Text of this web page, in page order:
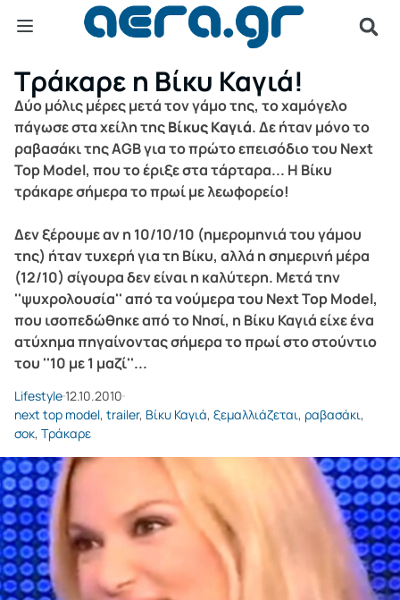
Τράκαρε η Βίκυ Καγιά!
Δύο μόλις μέρες μετά τον γάμο της, το χαμόγελο
πάγωσε στα χείλη τηςΒίκυς Καγιά. Δε ήταν μόνο το
ραβασάκι της AGB για το πρώτο επεισόδιο του Next
Top Model, που το έριξε στα τάρταρα... Η Βίκυ
τράκαρε σήμερα το πρωί με λεωφορείο!
Δεν ξέρουμε αν η 10/10/10 (ημερομηνιά του γάμου
της) ήταν τυχερή για τη Βίκυ, αλλά η σημερινή μέρα
(12/10) σίγουρα δεν είναι η καλύτερη. Μετά την
''ψυχρολουσία'' από τα νούμερα του Next Top Model,
που ισοπεδώθηκε από το Νησί, η Βίκυ Καγιά είχε ένα
ατύχημα πηγαίνοντας σήμερα το πρωί στο στούντιο
του ''10 με 1 μαζί''...
Lifestyle12.10.2010
next top model, trailer, Βίκυ Καγιά, ξεμαλλιάζεται, ραβασάκι,
σοκ, Τράκαρε